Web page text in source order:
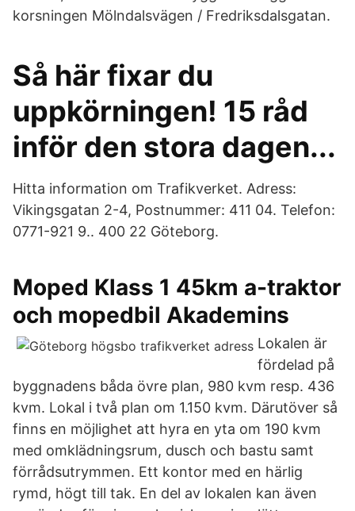
korsningen Mölndalsvägen / Fredriksdalsgatan.
Så här fixar du
uppkörningen! 15 råd
inför den stora dagen...
Hitta information om Trafikverket. Adress:
Vikingsgatan 2-4, Postnummer: 411 04. Telefon:
0771-921 9.. 400 22 Göteborg.
Moped Klass 1 45km a-traktor
och mopedbil Akademins
Lokalen är
fördelad på
byggnadens båda övre plan, 980 kvm resp. 436
kvm. Lokal i två plan om 1.150 kvm. Därutöver så
finns en möjlighet att hyra en yta om 190 kvm
med omklädningsrum, dusch och bastu samt
förrådsutrymmen. Ett kontor med en härlig
rymd, högt till tak. En del av lokalen kan även